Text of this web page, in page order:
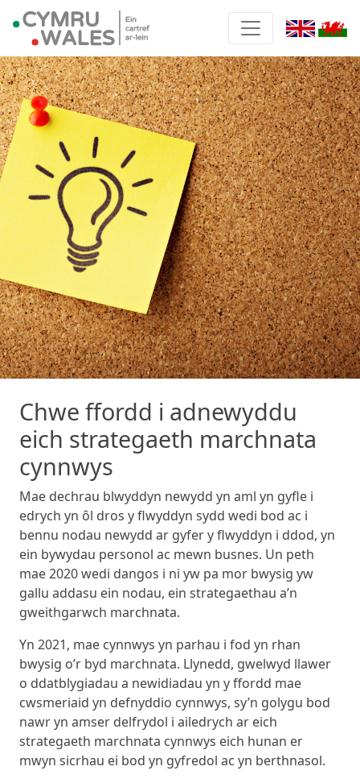
Chwe ffordd i adnewyddu
eich strategaeth marchnata
cynnwys
Mae dechrau blwyddyn newydd yn aml yn gyfle i
edrych yn ôl dros y flwyddyn sydd wedi bod ac i
bennu nodau newydd ar gyfer y flwyddyn i ddod, yn
ein bywydau personol ac mewn busnes. Un peth
mae 2020 wedi dangos i ni yw pa mor bwysig yw
gallu addasu ein nodau, ein strategaethau a’n
gweithgarwch marchnata.
Yn 2021, mae cynnwys yn parhau i fod yn rhan
bwysig o’r byd marchnata. Llynedd, gwelwyd llawer
o ddatblygiadau a newidiadau yn y ffordd mae
cwsmeriaid yn defnyddio cynnwys, sy’n golygu bod
nawr yn amser delfrydol i ailedrych ar eich
strategaeth marchnata cynnwys eich hunan er
mwyn sicrhau ei bod yn gyfredol ac yn berthnasol.